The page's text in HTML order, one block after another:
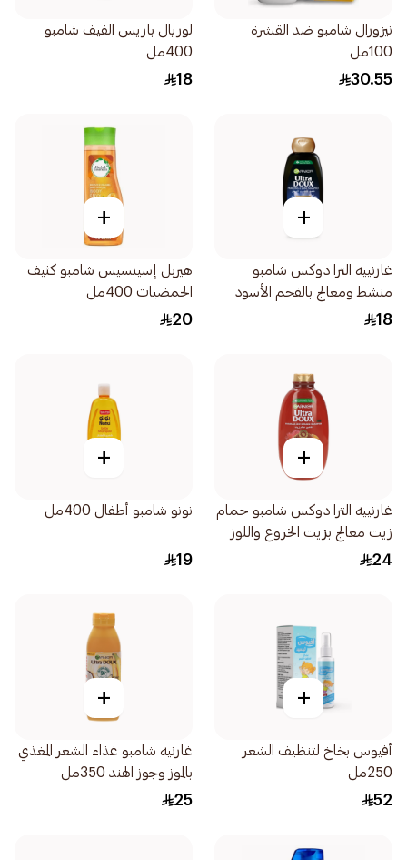
نيزورال شامبو ضد القشرة
100مل
30.55
لوريال باريس الفيف شامبو
400مل
18
+
غارنييه الترا دوكس شامبو
منشط ومعالج بالفحم الأسود
وزيت قطعة البركة 400مل
18
+
هيربل إسينسيس شامبو كثيف
الحمضيات 400مل
20
+
غارنييه الترا دوكس شامبو حمام
زيت معالج بزيت الخروع واللوز
600مل
24
+
نونو شامبو أطفال 400مل
19
+
أفيوس بخاخ لتنظيف الشعر
250مل
52
+
غارنيه شامبو غذاء الشعر المغذي
بالموز وجوز الهند 350مل
25